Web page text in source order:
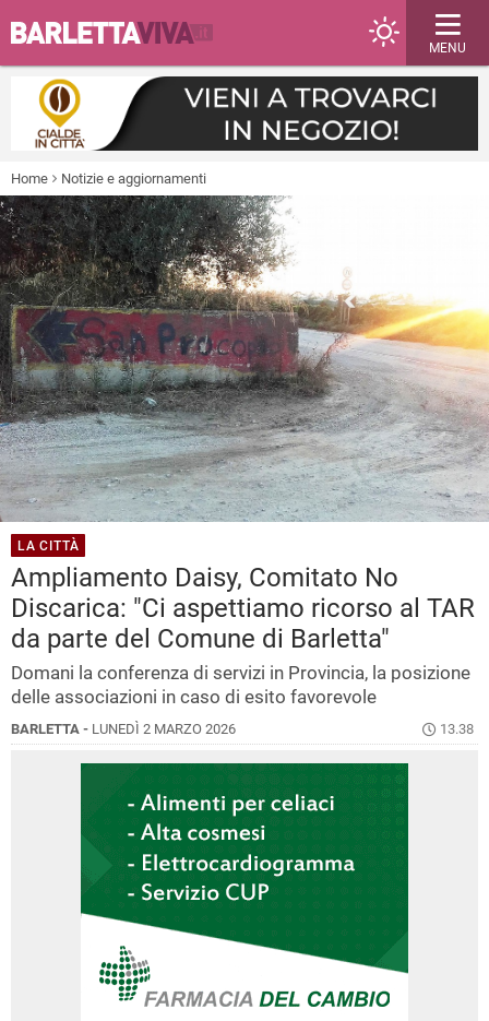
MENU
Home Notizie e aggiornamenti
LA CITTÀ
Ampliamento Daisy, Comitato No
Discarica: "Ci aspettiamo ricorso al TAR
da parte del Comune di Barletta"
Domani la conferenza di servizi in Provincia, la posizione
delle associazioni in caso di esito favorevole
BARLETTA - LUNEDÌ 2 MARZO 2026 13.38